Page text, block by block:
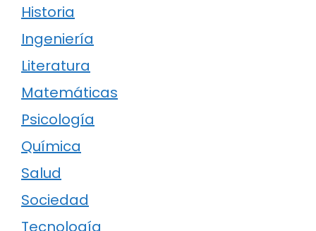
Historia
Ingeniería
Literatura
Matemáticas
Psicología
Química
Salud
Sociedad
Tecnología